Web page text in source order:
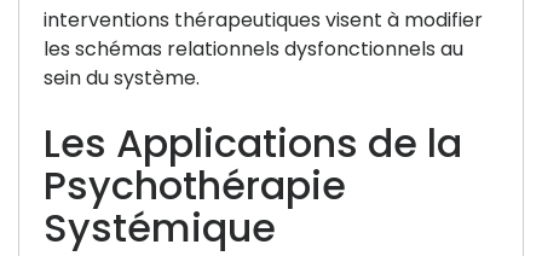
interventions thérapeutiques visent à modifier
les schémas relationnels dysfonctionnels au
sein du système.
Les Applications de la
Psychothérapie
Systémique